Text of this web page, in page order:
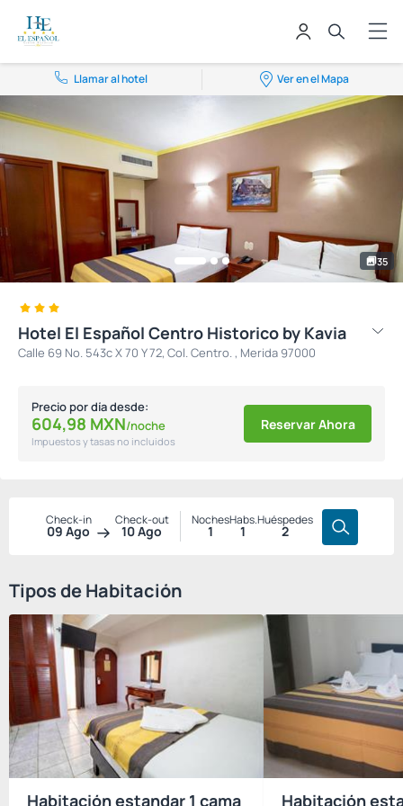
Llamar al hotel Ver en el Mapa
35
Hotel El Español Centro Historico by Kavia
Calle 69 No. 543c X 70 Y 72, Col. Centro. , Merida 97000
Precio por día desde:
604,98 MXN/noche
Impuestos y tasas no incluidos
Reservar Ahora
Check-in
09 Ago
Check-out
10 Ago
Noches
1
Habs.
1
Huéspedes
2
Tipos de Habitación
Habitación estandar 1 cama Habitación